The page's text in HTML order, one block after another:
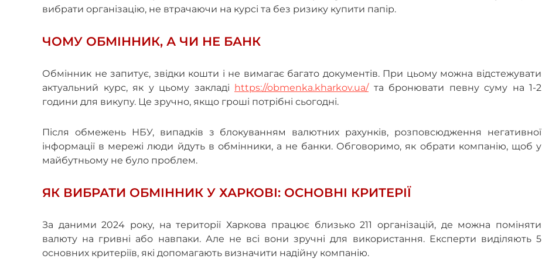
вибрати організацію, не втрачаючи на курсі та без ризику купити папір.
ЧОМУ ОБМІННИК, А ЧИ НЕ БАНК
Обмінник не запитує, звідки кошти і не вимагає багато документів. При цьому можна відстежувати
актуальний курс, як у цьому закладі https://obmenka.kharkov.ua/та бронювати певну суму на 1-2
години для викупу. Це зручно, якщо гроші потрібні сьогодні.
Після обмежень НБУ, випадків з блокуванням валютних рахунків, розповсюдження негативної
інформації в мережі люди йдуть в обмінники, а не банки. Обговоримо, як обрати компанію, щоб у
майбутньому не було проблем.
ЯК ВИБРАТИ ОБМІННИК У ХАРКОВІ: ОСНОВНІ КРИТЕРІЇ
За даними 2024 року, на території Харкова працює близько 211 організацій, де можна поміняти
валюту на гривні або навпаки. Але не всі вони зручні для використання. Експерти виділяють 5
основних критеріїв, які допомагають визначити надійну компанію.